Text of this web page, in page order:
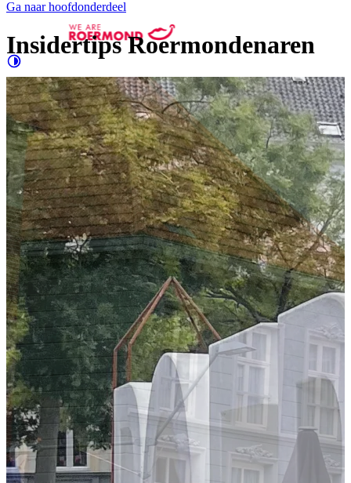
Ga naar hoofdonderdeel
Contrastverhogen
Grotere letters
Evenementen
Insidertips Roermondenaren